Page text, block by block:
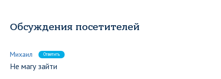
Обсуждения посетителей
Михаил Ответить
Не магу зайти